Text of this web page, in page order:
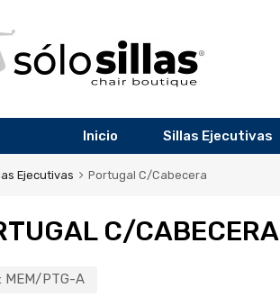
Inicio Sillas Ejecutivas
Ejecutivas Portugal C/Cabecera
C/CABECERA
MEM/PTG-A